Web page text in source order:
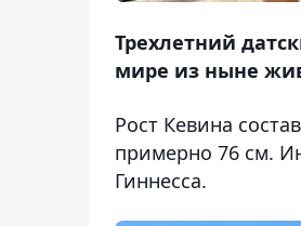
Трехлетний
мире из ныне
Рост Кевина
примерно 76 см.
Гиннесса.